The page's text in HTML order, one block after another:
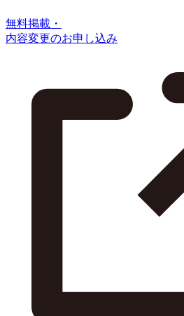
無料掲載・
内容変更のお申し込み